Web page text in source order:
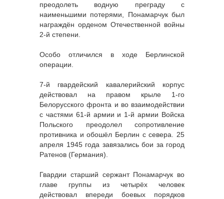
преодолеть водную преграду с
наименьшими потерями, Понамарчук был
награждён орденом Отечественной войны
2-й степени.
Особо отличился в ходе Берлинской
операции.
7-й гвардейский кавалерийский корпус
действовал на правом крыле 1-го
Белорусского фронта и во взаимодействии
с частями 61-й армии и 1-й армии Войска
Польского преодолел сопротивление
противника и обошёл Берлин с севера. 25
апреля 1945 года завязались бои за город
Ратенов (Германия).
Гвардии старший сержант Понамарчук во
главе группы из четырёх человек
действовал впереди боевых порядков